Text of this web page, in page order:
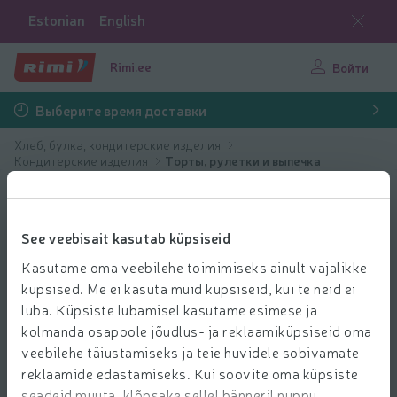
See veebisait kasutab küpsiseid
Kasutame oma veebilehe toimimiseks ainult vajalikke
küpsised. Me ei kasuta muid küpsiseid, kui te neid ei
luba. Küpsiste lubamisel kasutame esimese ja
kolmanda osapoole jõudlus- ja reklaamiküpsiseid oma
veebilehe täiustamiseks ja teie huvidele sobivamate
reklaamide edastamiseks. Kui soovite oma küpsiste
Estonian English
Rimi.ee Войти
Выберите время доставки
Хлеб, булка, кондитерские изделия
Кондитерские изделия
Торты, pулетки и выпечка